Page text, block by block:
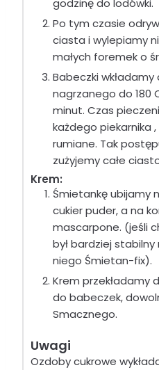
godzinę do lodówki.
Po tym czasie
ciasta i wylepiamy
małych foremek o
Babeczki wkładamy
nagrzanego do 180
minut. Czas
każdego piekarnika
rumiane. Tak
zużyjemy całe
Krem:
Śmietankę ubijamy
cukier puder, a na
mascarpone. (jeśli
był bardziej
niego Śmietan-fix).
Krem przekładamy
do babeczek,
Smacznego.
Uwagi
Ozdoby cukrowe